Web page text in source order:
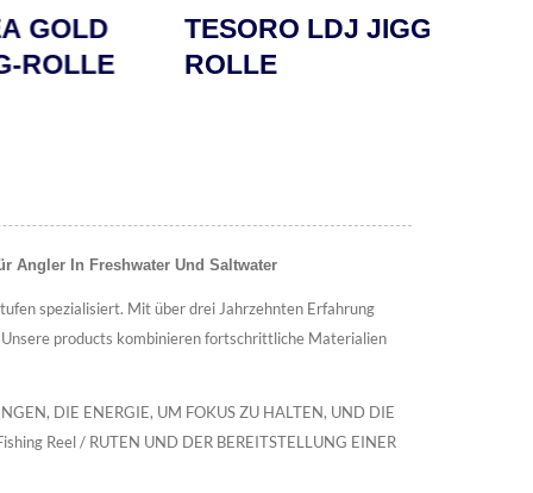
TESORO LDJ JIGGING-
ROLLE
Angler In Freshwater Und Saltwater
spezialisiert. Mit über drei Jahrzehnten Erfahrung
products kombinieren fortschrittliche Materialien
DIE ENERGIE, UM FOKUS ZU HALTEN, UND DIE
Reel / RUTEN UND DER BEREITSTELLUNG EINER